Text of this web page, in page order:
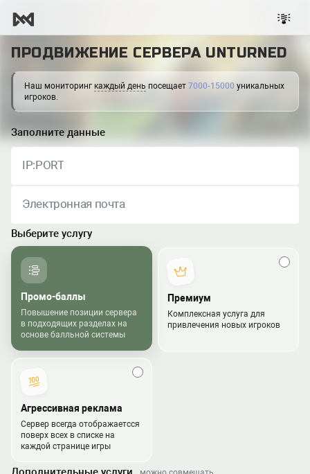
ПРОДВИЖЕНИЕ СЕРВЕРА UNTURNED
Наш мониторинг каждый день посещает 7000-15000 уникальных
игроков.
Заполните данные
IP:PORT
Электронная почта
Выберите услугу
Промо-баллы
Повышение позиции сервера
в подходящих разделах на
основе балльной системы
Премиум
Комплексная услуга для
привлечения новых игроков
Агрессивная реклама
Сервер всегда отображаетсся
поверх всех в списке на
каждой странице игры